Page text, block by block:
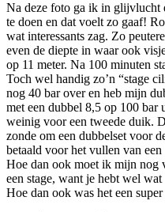
Na deze foto ga ik in glijvlucht
te doen en dat voelt zo gaaf!
wat interessants zag. Zo
even de diepte in waar ook
op 11 meter. Na 100 minuten
Toch wel handig zo’n “stage
nog 40 bar over en heb mijn
met een dubbel 8,5 op 100 bar
weinig voor een tweede duik.
zonde om een dubbelset voor
betaald voor het vullen van een
Hoe dan ook moet ik mijn nog
een stage, want je hebt wel
Hoe dan ook was het een